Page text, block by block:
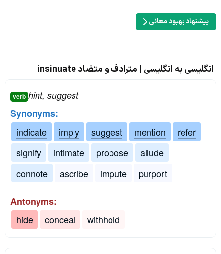
پیشنهاد بهبود معانی
انگلیسی به انگلیسی | مترادف و متضاد insinuate
verb hint, suggest
Synonyms:
indicate
imply suggest mention
refer
signify
intimate propose
allude
connote
ascribe impute purport
Antonyms:
hide
conceal withhold